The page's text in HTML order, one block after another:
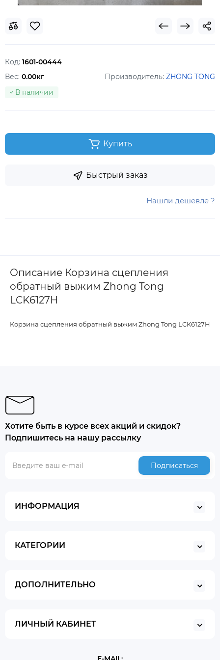
Код: 1601-00444
Производитель: ZHONG TONG
В наличии
Вес: 0.00кг
Купить
Быстрый заказ
Нашли дешевле ?
Описание Корзина сцепления
обратный выжим Zhong Tong
LCK6127H
Корзина сцепления обратный выжим Zhong Tong LCK6127H
Хотите быть в курсе всех акций и скидок?
Подпишитесь на нашу рассылку
Подписаться
ИНФОРМАЦИЯ
КАТЕГОРИИ
ДОПОЛНИТЕЛЬНО
ЛИЧНЫЙ КАБИНЕТ